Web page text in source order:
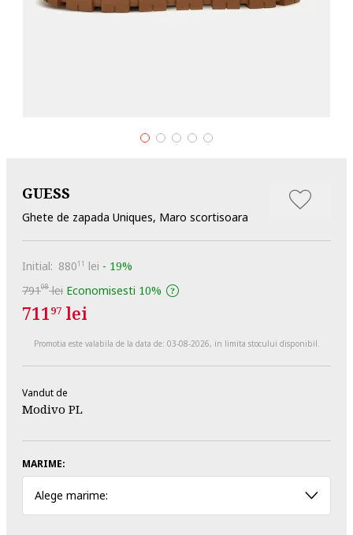
GUESS
Ghete de zapada Uniques, Maro scortisoara
Initial: 88011 lei - 19%
79108lei Economisesti 10%
71197 lei
Promotia este valabila de la data de: 03-08-2026, in limita stocului disponibil.
Vandut de
Modivo PL
MARIME:
Alege marime: